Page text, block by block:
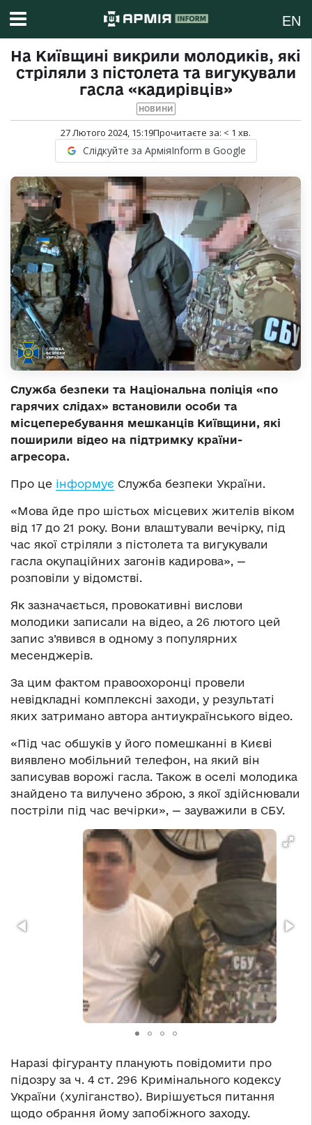
EN
На Київщині викрили молодиків, які
стріляли з пістолета та вигукували
гасла «кадирівців»
НОВИНИ
27 Лютого 2024, 15:19Прочитаєте за: < 1 хв.
Слідкуйте за АрміяInform в Google
Служба безпеки та Національна поліція «по
гарячих слідах» встановили особи та
місцеперебування мешканців Київщини, які
поширили відео на підтримку країни-
агресора.
Про це інформує Служба безпеки України.
«Мова йде про шістьох місцевих жителів віком
від 17 до 21 року. Вони влаштували вечірку, під
час якої стріляли з пістолета та вигукували
гасла окупаційних загонів кадирова», —
розповіли у відомстві.
Як зазначається, провокативні вислови
молодики записали на відео, а 26 лютого цей
запис з’явився в одному з популярних
месенджерів.
За цим фактом правоохоронці провели
невідкладні комплексні заходи, у результаті
яких затримано автора антиукраїнського відео.
«Під час обшуків у його помешканні в Києві
виявлено мобільний телефон, на який він
записував ворожі гасла. Також в оселі молодика
знайдено та вилучено зброю, з якої здійснювали
постріли під час вечірки», — зауважили в СБУ.
Наразі фігуранту планують повідомити про
підозру за ч. 4 ст. 296 Кримінального кодексу
України (хуліганство). Вирішується питання
щодо обрання йому запобіжного заходу.